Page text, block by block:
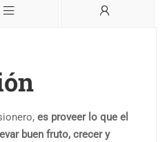
es proveer lo que el
buen fruto, crecer y